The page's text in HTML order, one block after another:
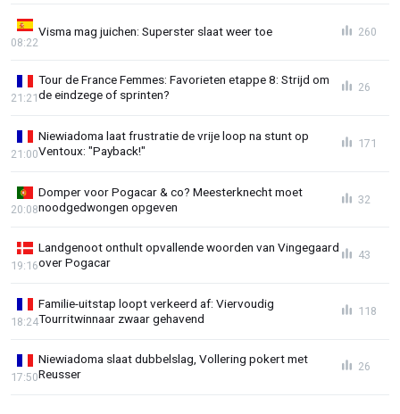
Visma mag juichen: Superster slaat weer toe
08:22
260
Tour de France Femmes: Favorieten etappe 8: Strijd om
de eindzege of sprinten?
21:21
26
Niewiadoma laat frustratie de vrije loop na stunt op
Ventoux: "Payback!"
21:00
171
Domper voor Pogacar & co? Meesterknecht moet
noodgedwongen opgeven
20:08
32
Landgenoot onthult opvallende woorden van Vingegaard
over Pogacar
19:16
43
Familie-uitstap loopt verkeerd af: Viervoudig
Tourritwinnaar zwaar gehavend
18:24
118
Niewiadoma slaat dubbelslag, Vollering pokert met
Reusser
17:50
26